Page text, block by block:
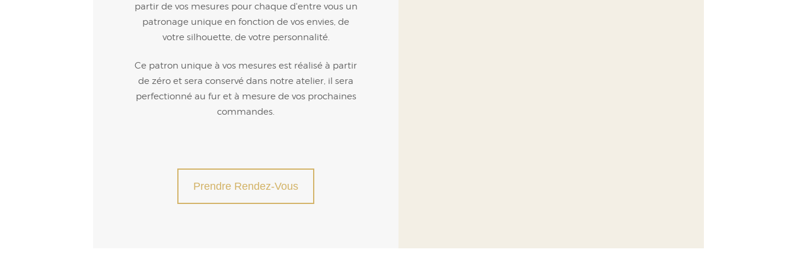
partir de vos mesures pour chaque d'entre vous un
patronage unique en fonction de vos envies, de
votre silhouette, de votre personnalité.
Ce patron unique à vos mesures est réalisé à partir
de zéro et sera conservé dans notre atelier, il sera
perfectionné au fur et à mesure de vos prochaines
commandes.
Prendre Rendez-Vous